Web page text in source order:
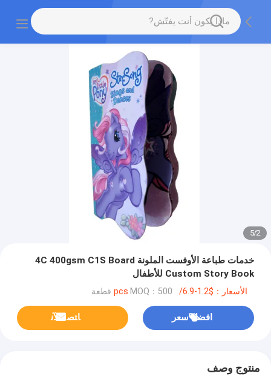
2
/
5
خدمات طباعة الأوفست الملونة 4C 400gsm C1S Board
Custom Story Book للأطفال
الأسعار：$1.2-6.9/pcs MOQ：500 قطعة
افضل سعر ﺎﺘﺼﻟ ﺍﻶﻧ
منتوج وصف